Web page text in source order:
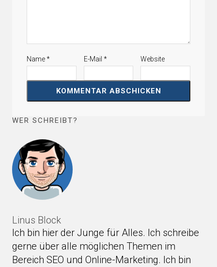
Name* E-Mail * Website
WER SCHREIBT?
Linus Block
Ich bin hier der Junge für Alles. Ich schreibe
gerne über alle möglichen Themen im
Bereich SEO und Online-Marketing. Ich bin